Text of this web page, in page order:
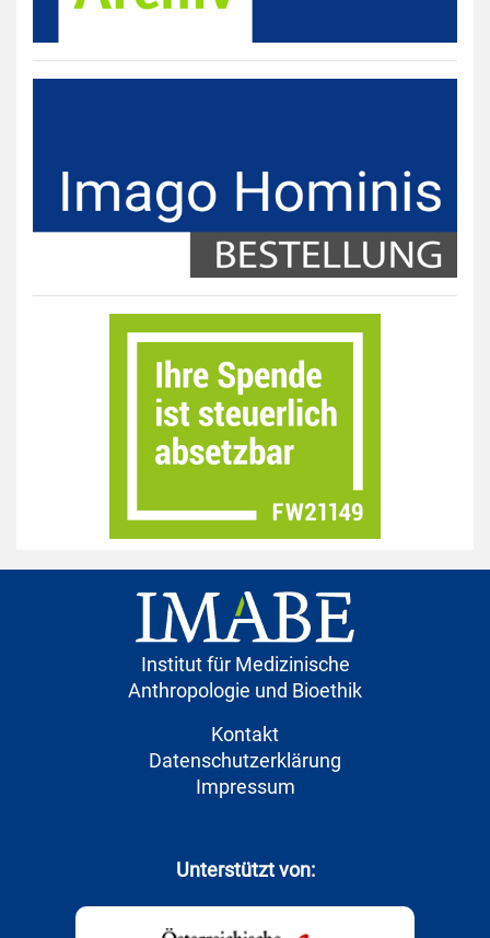
Institut für Medizinische
Anthropologie und Bioethik
Kontakt
Datenschutzerklärung
Impressum
Unterstützt von: